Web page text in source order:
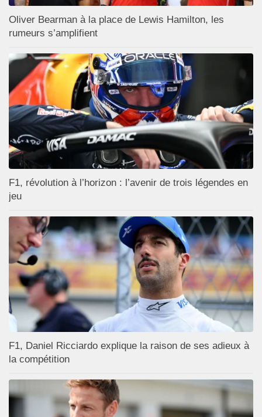
Oliver Bearman à la place de Lewis Hamilton, les
rumeurs s’amplifient
F1, révolution à l’horizon : l’avenir de trois légendes en
jeu
F1, Daniel Ricciardo explique la raison de ses adieux à
la compétition